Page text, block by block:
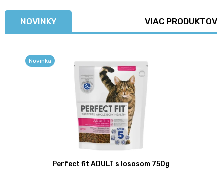
NOVINKY VIAC PRODUKTOV
Novinka
Perfect fit ADULT s lososom 750g